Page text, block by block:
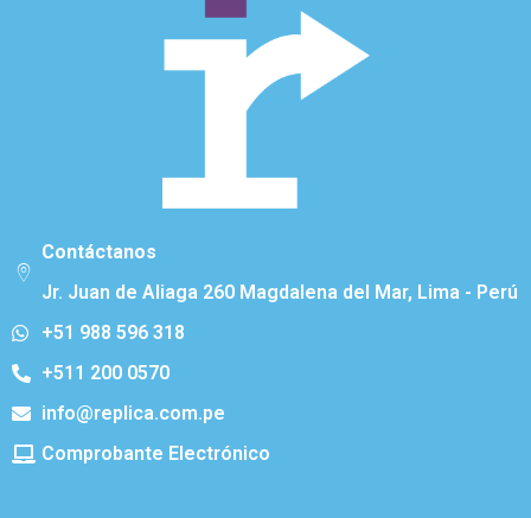
Contáctanos
Jr. Juan de Aliaga 260 Magdalena del Mar, Lima - Perú
+51 988 596 318
+511 200 0570
info@replica.com.pe
Comprobante Electrónico